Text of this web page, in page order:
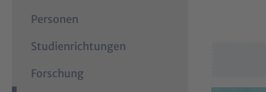
Personen
Studienrichtungen
Forschung